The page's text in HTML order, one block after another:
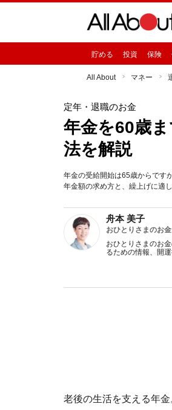
貯める 投資 保険
All About マネー
定年・退職のお金
年金を60歳
法を解説
年金の受給開始は65歳からです
年金額の求め方と、繰上げに適
舟本 美子
おひとりさまのお
おひとりさまのお
るための情報、開
老後の生活を支える年